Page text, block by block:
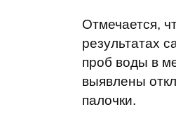
Отмечается,
результатах
проб воды в
выявлены
палочки.